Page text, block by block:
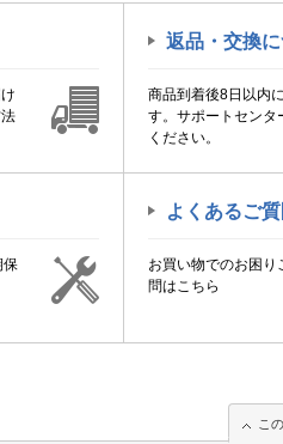
返品・交換
商品到着後8日以内
す。サポートセンタ
ください。
保
よくあるご質
お買い物でのお困り
問はこちら
こ
こ